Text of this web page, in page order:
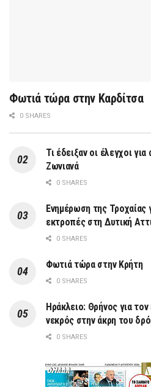
Φωτιά τώρα στην Καρδίτσα
0 SHARES
Τι έδειξαν οι έλεγχοι
Ζωνιανά
0 SHARES
Ενημέρωση της Τροχαίας
εκτροπές στη Δυτική
0 SHARES
Φωτιά τώρα στην Κρήτη
0 SHARES
Ηράκλειο: Θρήνος για
νεκρός στην άκρη του
0 SHARES